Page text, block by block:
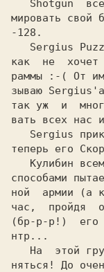
мировать свой
-128.
как  не  хочет
раммы :-( От
зываю
так уж  и
вать всех нас
теперь его
способами
ной  армии (а
час,  пройдя
(бр-р-р!)  его
нтр...
няться! До